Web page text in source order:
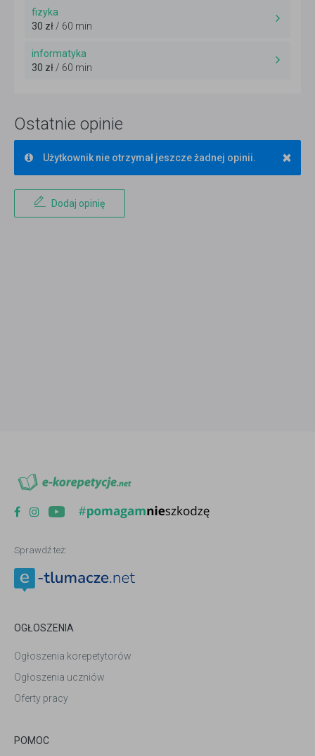
fizyka
30 zł / 60 min
informatyka
30 zł / 60 min
Ostatnie opinie
×
Użytkownik nie otrzymał jeszcze żadnej opinii.
Dodaj opinię
Sprawdź też:
OGŁOSZENIA
Ogłoszenia korepetytorów
Ogłoszenia uczniów
Oferty pracy
POMOC